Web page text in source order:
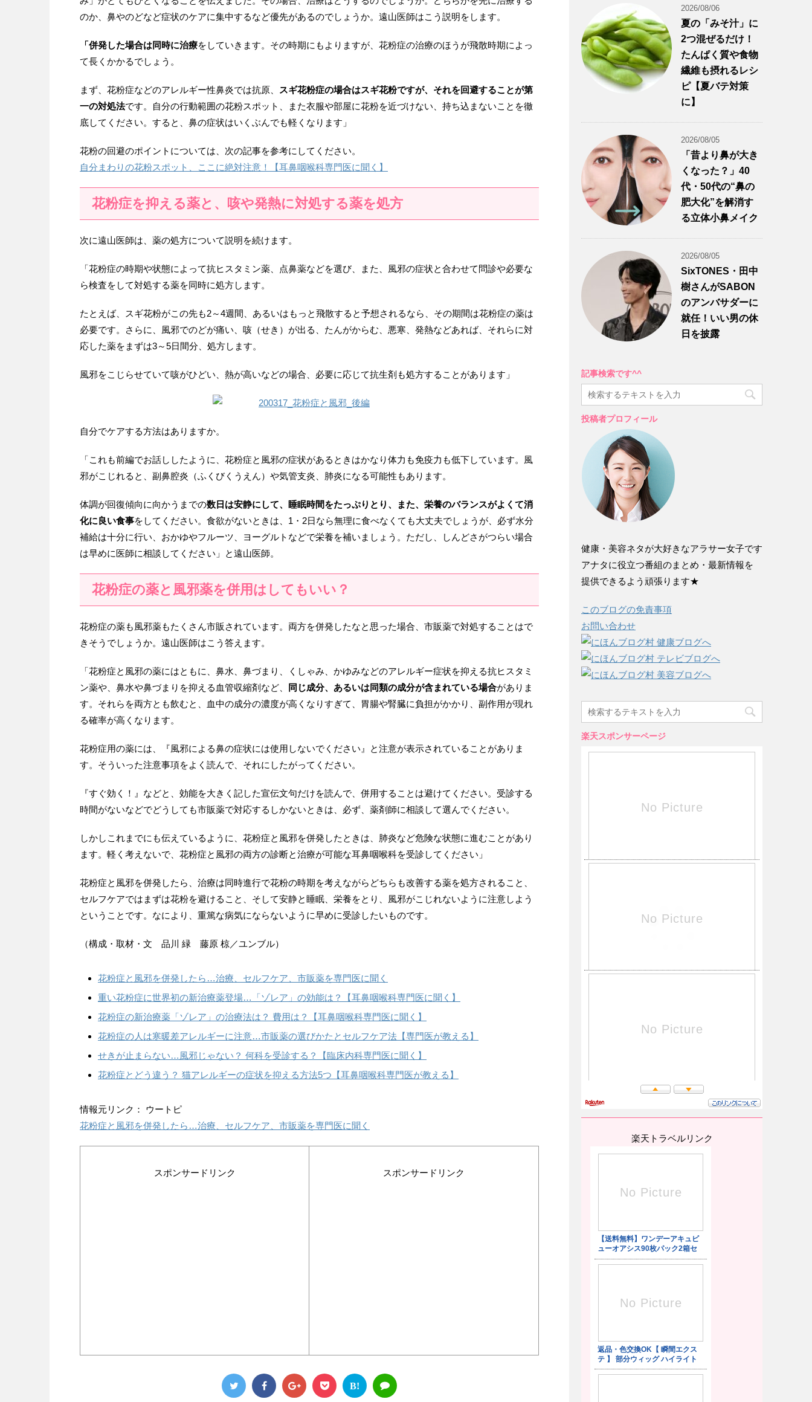
のか、鼻やのどなど症状のケアに集中するなど優先があるのでしょうか。遠山医師はこう説明をします。
「併発した場合は同時に治療をしていきます。その時期にもよりますが、花粉症の治療のほうが飛散時期によっ
て長くかかるでしょう。
まず、花粉症などのアレルギー性鼻炎では抗原、
スギ花粉症の場合はスギ花粉ですが、それを回避することが第
一の対処法です。自分の行動範囲の花粉スポット、また衣服や部屋に花粉を近づけない、持ち込まないことを徹
底してください。すると、鼻の症状はいくぶんでも軽くなります」
花粉の回避のポイントについては、次の記事を参考にしてください。
自分まわりの花粉スポット、ここに絶対注意！【耳鼻咽喉科専門医に聞く】
花粉症を抑える薬と、咳や発熱に対処する薬を処方
次に遠山医師は、薬の処方について説明を続けます。
「花粉症の時期や状態によって抗ヒスタミン薬、点鼻薬などを選び、また、風邪の症状と合わせて問診や必要な
ら検査をして対処する薬を同時に処方します。
たとえば、スギ花粉がこの先も2～4週間、あるいはもっと飛散すると予想されるなら、その期間は花粉症の薬は
必要です。さらに、風邪でのどが痛い、咳（せき）が出る、たんがからむ、悪寒、発熱などあれば、それらに対
応した薬をまずは3～5日間分、処方します。
風邪をこじらせていて咳がひどい、熱が高いなどの場合、必要に応じて抗生剤も処方することがあります」
自分でケアする方法はありますか。
「これも前編でお話ししたように、花粉症と風邪の症状があるときはかなり体力も免疫力も低下しています。風
邪がこじれると、副鼻腔炎（ふくびくうえん）や気管支炎、肺炎になる可能性もあります。
体調が回復傾向に向かうまでの数日は安静にして、睡眠時間をたっぷりとり、また、栄養のバランスがよくて消
化に良い食事をしてください。食欲がないときは、1・2日なら無理に食べなくても大丈夫でしょうが、必ず水分
補給は十分に行い、おかゆやフルーツ、ヨーグルトなどで栄養を補いましょう。ただし、しんどさがつらい場合
は早めに医師に相談してください」と遠山医師。
花粉症の薬と風邪薬を併用はしてもいい？
花粉症の薬も風邪薬もたくさん市販されています。両方を併発したなと思った場合、市販薬で対処することはで
きそうでしょうか。遠山医師はこう答えます。
「花粉症と風邪の薬にはともに、鼻水、鼻づまり、くしゃみ、かゆみなどのアレルギー症状を抑える抗ヒスタミ
ン薬や、鼻水や鼻づまりを抑える血管収縮剤など、
同じ成分、あるいは同類の成分が含まれている場合がありま
す。それらを両方とも飲むと、血中の成分の濃度が高くなりすぎて、胃腸や腎臓に負担がかかり、副作用が現れ
る確率が高くなります。
花粉症用の薬には、『風邪による鼻の症状には使用しないでください』と注意が表示されていることがありま
す。そういった注意事項をよく読んで、それにしたがってください。
『すぐ効く！』などと、効能を大きく記した宣伝文句だけを読んで、併用することは避けてください。受診する
時間がないなどでどうしても市販薬で対応するしかないときは、必ず、薬剤師に相談して選んでください。
しかしこれまでにも伝えているように、花粉症と風邪を併発したときは、肺炎など危険な状態に進むことがあり
ます。軽く考えないで、花粉症と風邪の両方の診断と治療が可能な耳鼻咽喉科を受診してください」
花粉症と風邪を併発したら、治療は同時進行で花粉の時期を考えながらどちらも改善する薬を処方されること、
セルフケアではまずは花粉を避けること、そして安静と睡眠、栄養をとり、風邪がこじれないように注意しよう
ということです。なにより、重篤な病気にならないように早めに受診したいものです。
（構成・取材・文 品川 緑 藤原 椋／ユンブル）
花粉症と風邪を併発したら…治療、セルフケア、市販薬を専門医に聞く
重い花粉症に世界初の新治療薬登場…「ゾレア」の効能は？【耳鼻咽喉科専門医に聞く】
花粉症の新治療薬「ゾレア」の治療法は？ 費用は？【耳鼻咽喉科専門医に聞く】
花粉症の人は寒暖差アレルギーに注意…市販薬の選びかたとセルフケア法【専門医が教える】
せきが止まらない…風邪じゃない？ 何科を受診する？【臨床内科専門医に聞く】
花粉症とどう違う？ 猫アレルギーの症状を抑える方法5つ【耳鼻咽喉科専門医が教える】
情報元リンク： ウートピ
花粉症と風邪を併発したら…治療、セルフケア、市販薬を専門医に聞く
スポンサードリンク スポンサードリンク
B!
2026/08/06
夏の「みそ汁」に
2つ混ぜるだけ！
たんぱく質や食物
繊維も摂れるレシ
ピ【夏バテ対策
に】
2026/08/05
「昔より鼻が大き
くなった？」40
代・50代の“鼻の
肥大化”を解消す
る立体小鼻メイク
2026/08/05
SixTONES・田中
樹さんがSABON
のアンバサダーに
就任！いい男の休
日を披露
記事検索です^^
投稿者プロフィール
健康・美容ネタが大好きなアラサー女子です
アナタに役立つ番組のまとめ・最新情報を
提供できるよう頑張ります★
このブログの免責事項
お問い合わせ
楽天スポンサーページ
楽天トラベルリンク